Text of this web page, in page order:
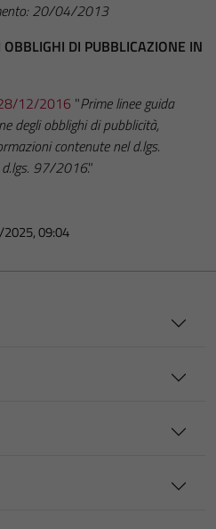
20/04/2013
DI PUBBLICAZIONE IN
12/2016 "Prime linee guida
degli obblighi di pubblicità,
contenute nel d.lgs.
97/2016."
09:04